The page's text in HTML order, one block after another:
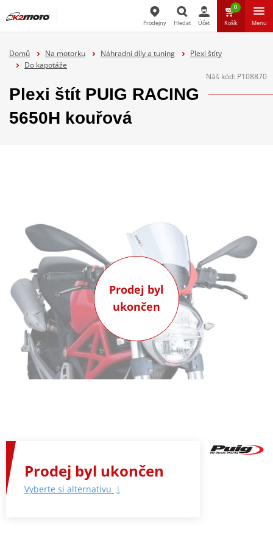
Prodejny Hledat Účet
0
Košík Menu
Domů Na motorku Náhradní díly a tuning
Plexi štíty
Do kapotáže
Náš kód: P108870
Plexi štít PUIG RACING
5650H kouřová
Prodej byl
ukončen
Prodej byl ukončen
Vyberte si alternativu